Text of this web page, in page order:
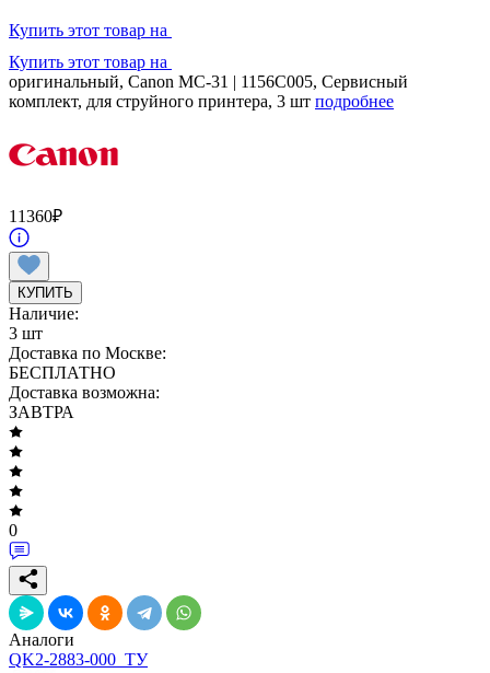
Купить этот товар на
Купить этот товар на
оригинальный, Canon MC-31 | 1156C005, Сервисный
комплект, для струйного принтера, 3 шт подробнее
11360₽
КУПИТЬ
Наличие:
3 шт
Доставка по Москве:
БЕСПЛАТНО
Доставка возможна:
ЗАВТРА
0
Аналоги
QK2-2883-000_ТУ